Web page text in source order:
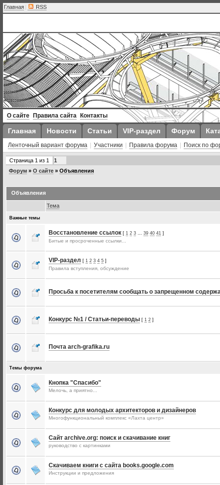
Главная | RSS
О сайте Правила сайта Контакты
Главная Новости Статьи VIP-раздел Форум
Ленточный вариант форума Участники Правила форума Поиск по
Страница 1 из 1
1
Форум » О сайте » Объявления
Объявления
Тема
Важные темы
Восстановление ссылок [ 1 2 3 … 39 40 41 ]
Битые и просроченные ссылки...
VIP-раздел [ 1 2 3 4 5 ]
Правила вступления, обсуждение
Просьба к посетителям сообщать о запрещенном
Конкурс №1 / Статьи-переводы [ 1 2 ]
Почта arch-grafika.ru
Темы форума
Кнопка "Спасибо"
Мелочь, а приятно...
Конкурс для молодых архитекторов и дизайнеров
Многофункциональный комплекс «Лахта центр»
Сайт archive.org: поиск и скачивание книг
руководство с картинками
Скачиваем книги с сайта books.google.com
Инструкции и предложения